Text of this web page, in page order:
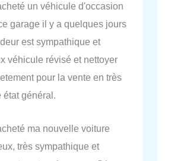
un véhicule d'occasion
garage il y a quelques jours
est sympathique et
véhicule révisé et nettoyer
pour la vente en très
état général.
ma nouvelle voiture
très sympathique et